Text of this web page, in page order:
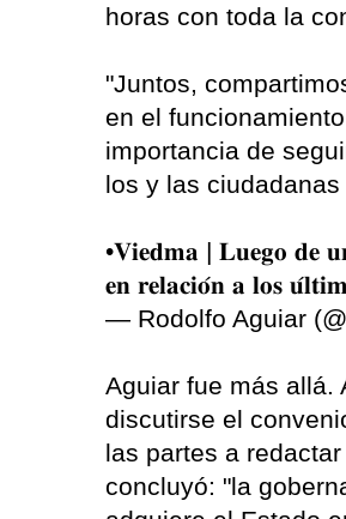
horas con toda la
"Juntos,
en el
importancia de
los y las
•𝐕𝐢𝐞𝐝𝐦𝐚 | 𝐋𝐮𝐞𝐠𝐨 𝐝𝐞
𝐞𝐧 𝐫𝐞𝐥𝐚𝐜𝐢𝐨́𝐧 𝐚 𝐥𝐨𝐬
— Rodolfo Aguiar
Aguiar fue más allá.
discutirse el
las partes a
concluyó: "la